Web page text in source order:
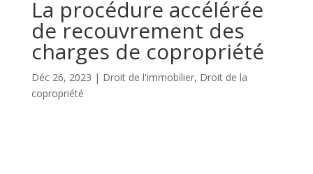
La procédure accélérée
de recouvrement des
charges de copropriété
Déc 26, 2023 | Droit de l'immobilier, Droit de la
copropriété